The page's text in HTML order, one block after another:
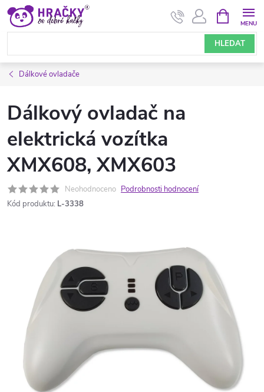
Přejít
obsah
HLEDAT
NÁKUPNÍ
KOŠÍK
Dálkové ovladače
Dálkový ovladač na
elektrická vozítka
XMX608, XMX603
Neohodnoceno Podrobnosti hodnocení
Kód produktu: L-3338